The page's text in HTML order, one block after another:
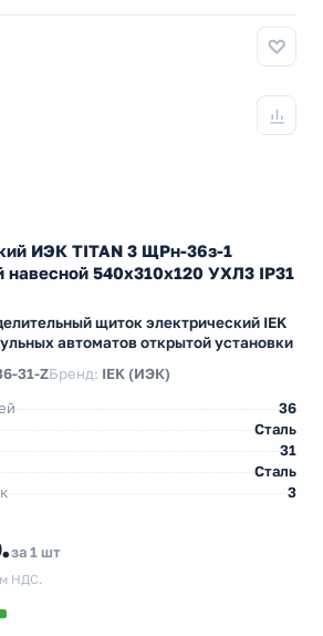
ИЭК TITAN 3 ЩРн-36з-1
навесной 540х310х120 УХЛ3 IP31
щиток электрический IEK
автоматов открытой установки
31-ZБренд: IEK (ИЭК)
36
Сталь
31
Сталь
3
за 1 шт
НДС.